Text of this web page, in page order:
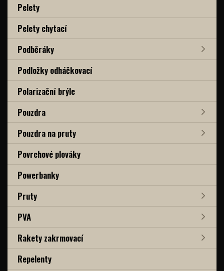
Pelety
Pelety chytací
Podběráky
Podložky odháčkovací
Polarizační brýle
Pouzdra
Pouzdra na pruty
Povrchové plováky
Powerbanky
Pruty
PVA
Rakety zakrmovací
Repelenty